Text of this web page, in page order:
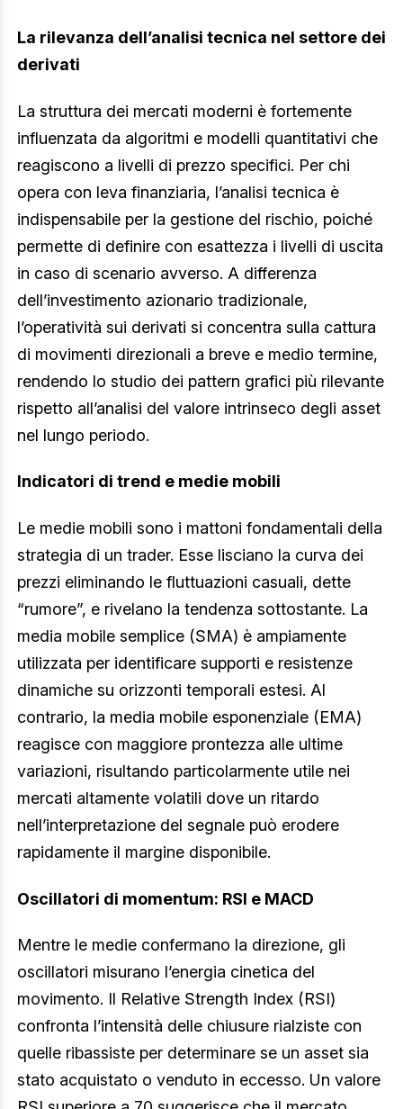
La rilevanza dell’analisi tecnica nel settore dei
derivati
La struttura dei mercati moderni è fortemente
influenzata da algoritmi e modelli quantitativi che
reagiscono a livelli di prezzo specifici. Per chi
opera con leva finanziaria, l’analisi tecnica è
indispensabile per la gestione del rischio, poiché
permette di definire con esattezza i livelli di uscita
in caso di scenario avverso. A differenza
dell’investimento azionario tradizionale,
l’operatività sui derivati si concentra sulla cattura
di movimenti direzionali a breve e medio termine,
rendendo lo studio dei pattern grafici più rilevante
rispetto all’analisi del valore intrinseco degli asset
nel lungo periodo.
Indicatori di trend e medie mobili
Le medie mobili sono i mattoni fondamentali della
strategia di un trader. Esse lisciano la curva dei
prezzi eliminando le fluttuazioni casuali, dette
“rumore”, e rivelano la tendenza sottostante. La
media mobile semplice (SMA) è ampiamente
utilizzata per identificare supporti e resistenze
dinamiche su orizzonti temporali estesi. Al
contrario, la media mobile esponenziale (EMA)
reagisce con maggiore prontezza alle ultime
variazioni, risultando particolarmente utile nei
mercati altamente volatili dove un ritardo
nell’interpretazione del segnale può erodere
rapidamente il margine disponibile.
Oscillatori di momentum: RSI e MACD
Mentre le medie confermano la direzione, gli
oscillatori misurano l’energia cinetica del
movimento. Il Relative Strength Index (RSI)
confronta l’intensità delle chiusure rialziste con
quelle ribassiste per determinare se un asset sia
stato acquistato o venduto in eccesso. Un valore